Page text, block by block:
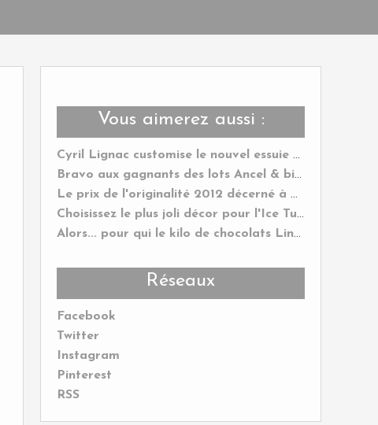
Vous aimerez aussi :
Cyril Lignac customise le nouvel essuie tout Okay !
Bravo aux gagnants des lots Ancel & bienvenue au nouveau Yummy Magazine !
Le prix de l'originalité 2012 décerné à mon Cak'Oeuf au roquefort & aux noix !
Choisissez le plus joli décor pour l'Ice Tube Champagnes des Vignerons et gagnez le !
Alors... pour qui le kilo de chocolats Lindt ?....
Réseaux
Facebook
Twitter
Instagram
Pinterest
RSS